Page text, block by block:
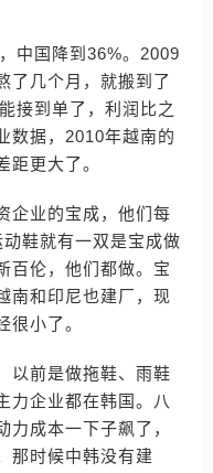
中国降到36%。2009
了几个月，就搬到了
接到单了，利润比之
数据，2010年越南的
距更大了。
企业的宝成，他们每
鞋就有一双是宝成做
百伦，他们都做。宝
南和印尼也建厂，现
很小了。
以前是做拖鞋、雨鞋
力企业都在韩国。八
成本一下子飙了，
那时候中韩没有建